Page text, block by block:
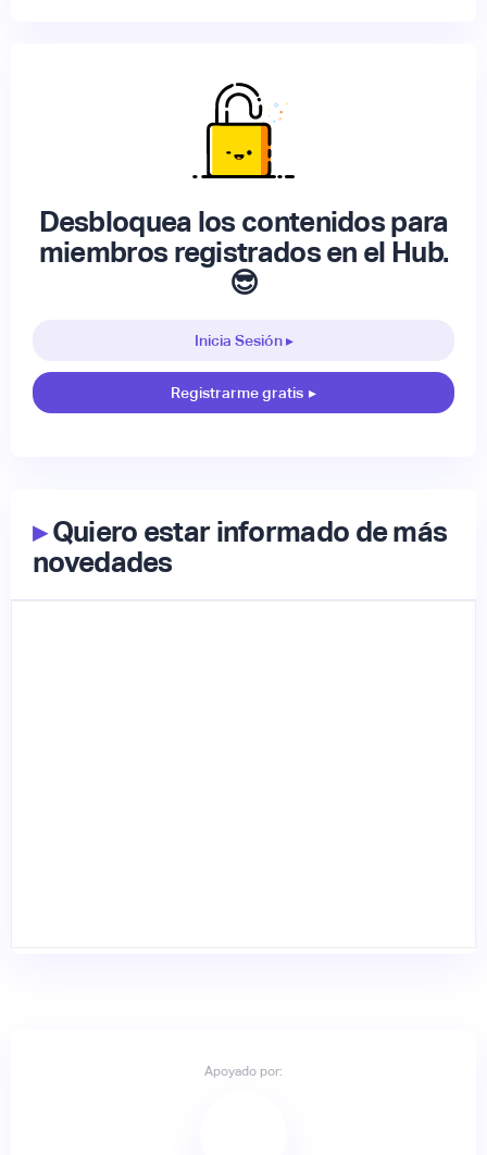
Desbloquea los contenidos para
miembros registrados en el Hub.
😎
Inicia Sesión ▸
Registrarme gratis ▸
▸Quiero estar informado de más
novedades
Apoyado por: